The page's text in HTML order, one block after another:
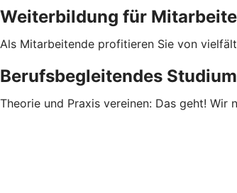
Weiterbildung für
Als Mitarbeitende profitieren Sie von
Berufsbegleitendes Studium
Theorie und Praxis vereinen: Das geht! Wir